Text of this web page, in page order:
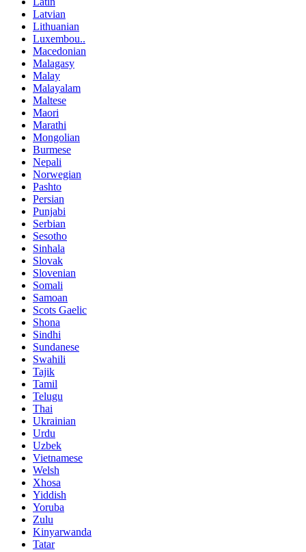
Latvian
Lithuanian
Luxembou..
Macedonian
Malagasy
Malay
Malayalam
Maltese
Maori
Marathi
Mongolian
Burmese
Nepali
Norwegian
Pashto
Persian
Punjabi
Serbian
Sesotho
Sinhala
Slovak
Slovenian
Somali
Samoan
Scots Gaelic
Shona
Sindhi
Sundanese
Swahili
Tajik
Tamil
Telugu
Thai
Ukrainian
Urdu
Uzbek
Vietnamese
Welsh
Xhosa
Yiddish
Yoruba
Zulu
Kinyarwanda
Tatar